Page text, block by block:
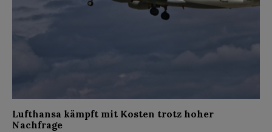
Lufthansa kämpft mit Kosten trotz hoher
Nachfrage